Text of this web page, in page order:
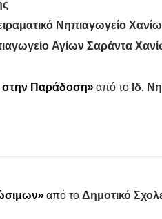
Νηπιαγωγείο
Αγίων Σαράντα
στην Παράδοση»από το Ιδ.
από τοΔημοτικό